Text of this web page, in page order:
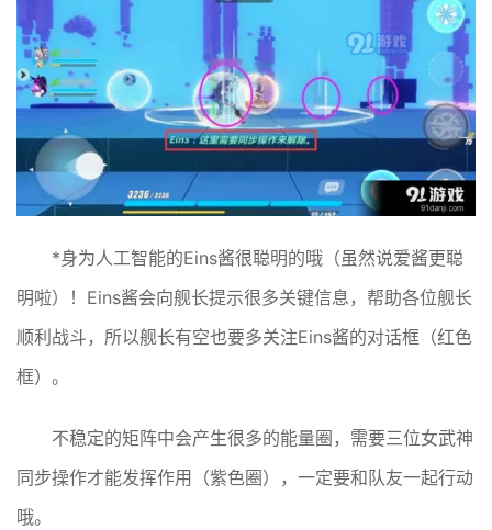
*身为人工智能的Eins酱很聪明的哦（虽然说爱酱更聪
明啦）！Eins酱会向舰长提示很多关键信息，帮助各位舰长
顺利战斗，所以舰长有空也要多关注Eins酱的对话框（红色
框）。
不稳定的矩阵中会产生很多的能量圈，需要三位女武神
同步操作才能发挥作用（紫色圈），一定要和队友一起行动
哦。